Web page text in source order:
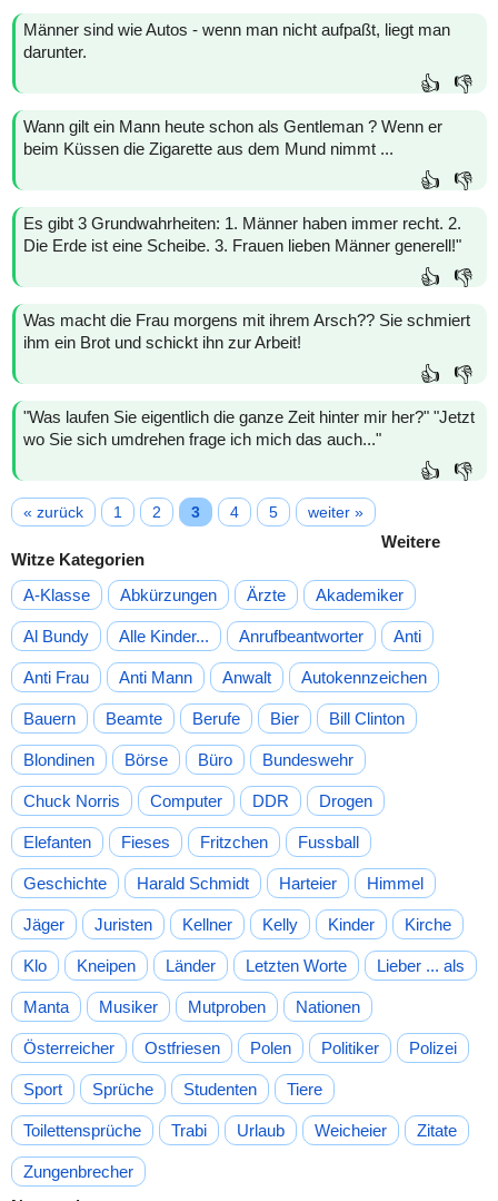
Männer sind wie Autos - wenn man nicht aufpaßt, liegt man
darunter.
👍 👎
Wann gilt ein Mann heute schon als Gentleman ? Wenn er
beim Küssen die Zigarette aus dem Mund nimmt ...
👍 👎
Es gibt 3 Grundwahrheiten: 1. Männer haben immer recht. 2.
Die Erde ist eine Scheibe. 3. Frauen lieben Männer generell!"
👍 👎
Was macht die Frau morgens mit ihrem Arsch?? Sie schmiert
ihm ein Brot und schickt ihn zur Arbeit!
👍 👎
"Was laufen Sie eigentlich die ganze Zeit hinter mir her?" "Jetzt
wo Sie sich umdrehen frage ich mich das auch..."
👍 👎
« zurück 1 2 3 4 5 weiter »
Weitere
Witze Kategorien
A-Klasse
Abkürzungen Ärzte Akademiker
Al Bundy Alle Kinder... Anrufbeantworter Anti
Anti Frau Anti Mann Anwalt Autokennzeichen
Bauern Beamte Berufe Bier Bill Clinton
Blondinen Börse Büro Bundeswehr
Chuck Norris Computer DDR Drogen
Elefanten Fieses Fritzchen Fussball
Geschichte Harald Schmidt Harteier Himmel
Jäger Juristen Kellner Kelly Kinder Kirche
Klo Kneipen Länder Letzten Worte Lieber ... als
Manta Musiker Mutproben Nationen
Österreicher Ostfriesen Polen Politiker Polizei
Sport Sprüche Studenten Tiere
Toilettensprüche Trabi Urlaub Weicheier Zitate
Zungenbrecher